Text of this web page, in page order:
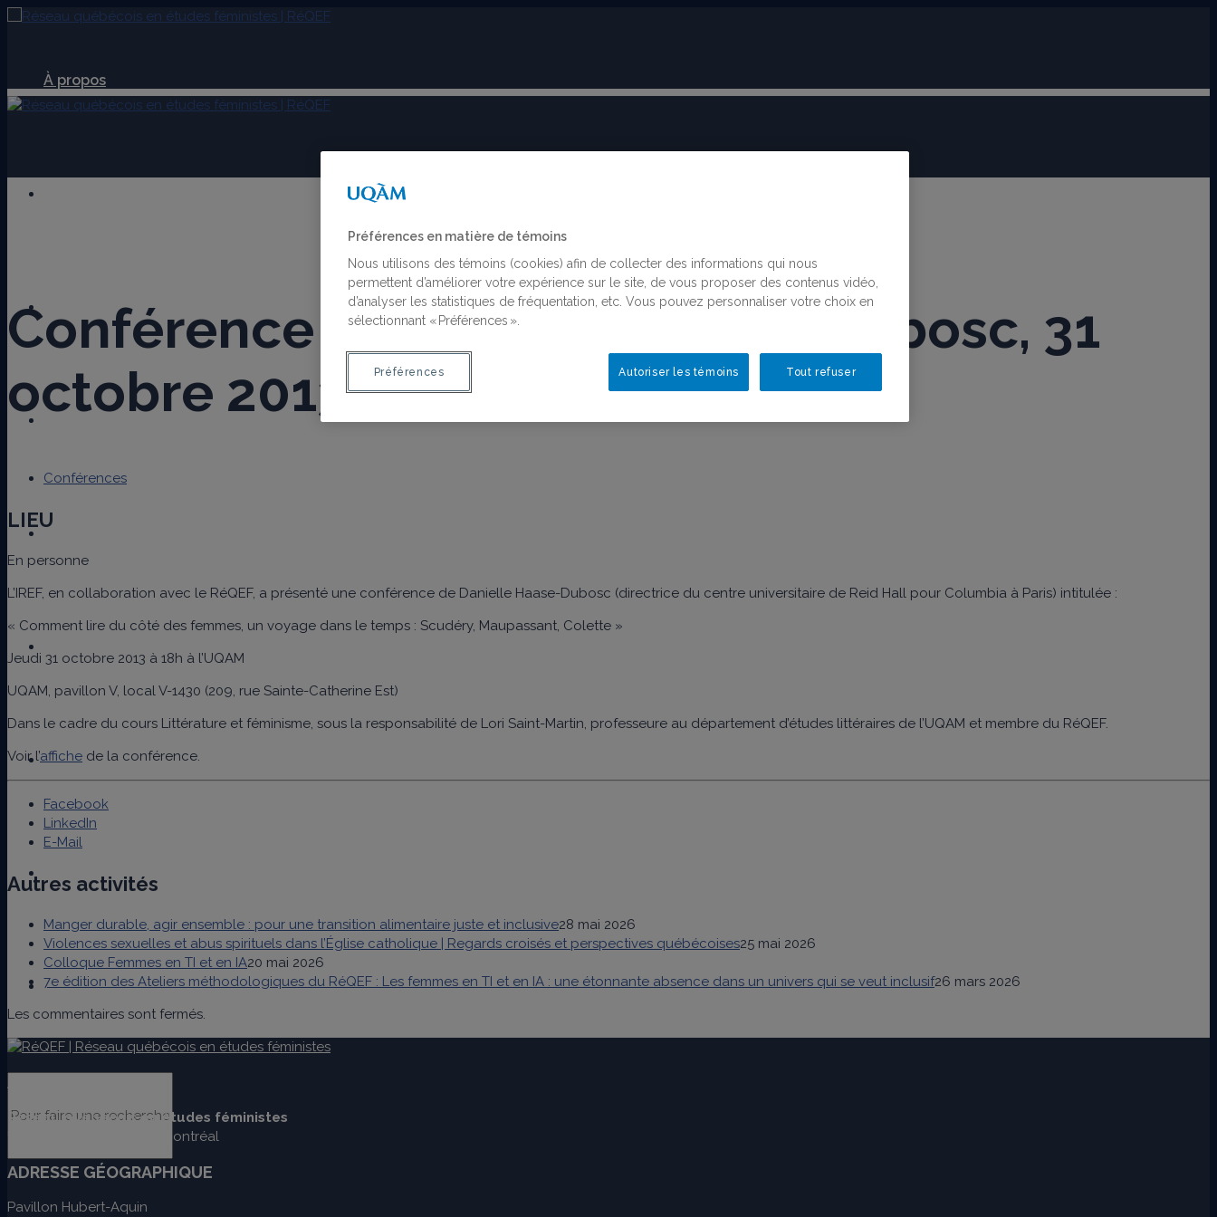
À propos
Laboratoire
Recherche
Activités
Nous joindre
BLOGUE
Conférence de Danielle Haase-Dubosc, 31
octobre 2013
Conférences
LIEU
En personne
L’IREF, en collaboration avec le RéQEF, a présenté une conférence de Danielle Haase-Dubosc (directrice du centre universitaire de Reid Hall pour Columbia à Paris) intitulée :
« Comment lire du côté des femmes, un voyage dans le temps : Scudéry, Maupassant, Colette »
Jeudi 31 octobre 2013 à 18h à l’UQAM
UQAM, pavillon V, local V-1430 (209, rue Sainte-Catherine Est)
Dans le cadre du cours Littérature et féminisme, sous la responsabilité de Lori Saint-Martin, professeure au département d’études littéraires de l’UQAM et membre du RéQEF.
Voir l’affiche de la conférence.
Facebook
LinkedIn
E-Mail
Autres activités
Manger durable, agir ensemble : pour une transition alimentaire juste et inclusive28 mai 2026
Violences sexuelles et abus spirituels dans l’Église catholique | Regards croisés et perspectives québécoises25 mai 2026
Colloque Femmes en TI et en IA20 mai 2026
7e édition des Ateliers méthodologiques du RéQEF : Les femmes en TI et en IA : une étonnante absence dans un univers qui se veut inclusif26 mars 2026
Les commentaires sont fermés.
ADRESSE POSTALE
Réseau québécois en études féministes
Université du Québec à Montréal
ADRESSE GÉOGRAPHIQUE
Pavillon Hubert-Aquin
Préférences en matière de témoins
Nous utilisons des témoins (cookies) afin de collecter des informations qui nous
permettent d’améliorer votre expérience sur le site, de vous proposer des contenus vidéo,
d’analyser les statistiques de fréquentation, etc. Vous pouvez personnaliser votre choix en
sélectionnant « Préférences ».
Tout refuser
Autoriser les témoins
Préférences